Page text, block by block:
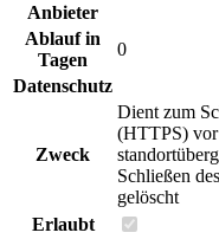
Anbieter
Ablauf in
Tagen
0
Datenschutz
Zweck
Dient zum
(HTTPS) vor
Schließen
gelöscht
Erlaubt